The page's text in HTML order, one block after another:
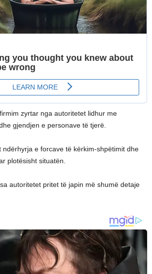
zyrtar nga autoritetet lidhur me
gjendjen e personave të tjerë.
ndërhyrja e forcave të kërkim-shpëtimit dhe
plotësisht situatën.
autoritetet pritet të japin më shumë detaje